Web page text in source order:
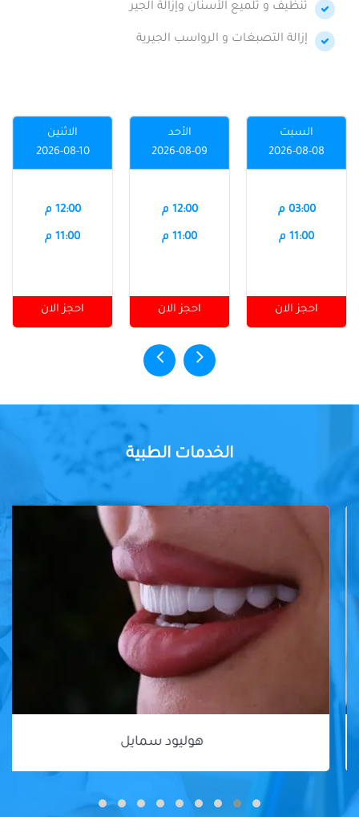
تنظيف و تلميع الأسنان وإزالة الجير
إزالة التصبغات و الرواسب الجيرية
السبت
2026-08-08
03:00 م
11:00 م
احجز الان
الأحد
2026-08-09
12:00 م
11:00 م
احجز الان
الاثنين
2026-08-10
12:00 م
11:00 م
احجز الان
الخدمات الطبية
هوليود سمايل